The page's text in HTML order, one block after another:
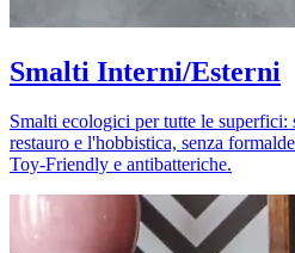
Smalti Interni/Esterni
Smalti ecologici per tutte le
restauro e l'hobbistica, senza
Toy-Friendly e antibatteriche.